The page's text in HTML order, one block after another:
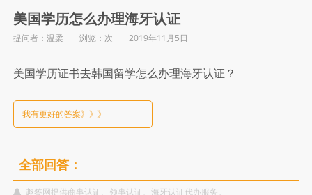
怎
么
办
理
海
美国学历怎么办理海牙认证
提问者：温柔 浏览： 次 2019年11月5日
美国学历证书去韩国留学怎么办理海牙认证？
我有更好的答案》》》
全部回答：
趣签网提供商事认证、领事认证、海牙认证代办服务。